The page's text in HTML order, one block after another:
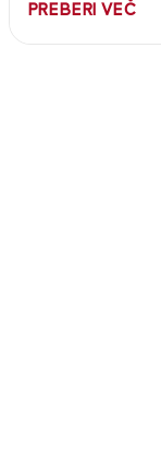
PREBERI VEČ